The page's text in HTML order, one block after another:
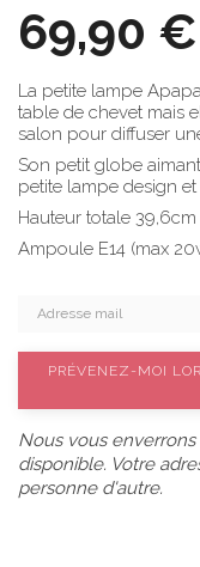
69,90 €
La petite lampe
table de chevet mais
salon pour diffuser
Son petit globe
petite lampe design
Hauteur totale 39,6cm
Ampoule E14 (max
PRÉVENEZ-MOI
Nous vous
disponible. Votre
personne d'autre.